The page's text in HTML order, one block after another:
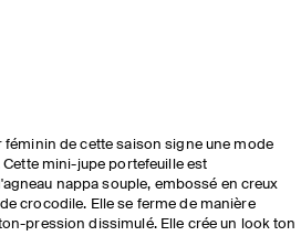
de cette saison signe une mode
mini-jupe portefeuille est
nappa souple, embossé en creux
crocodile. Elle se ferme de manière
pression dissimulé. Elle crée un look ton